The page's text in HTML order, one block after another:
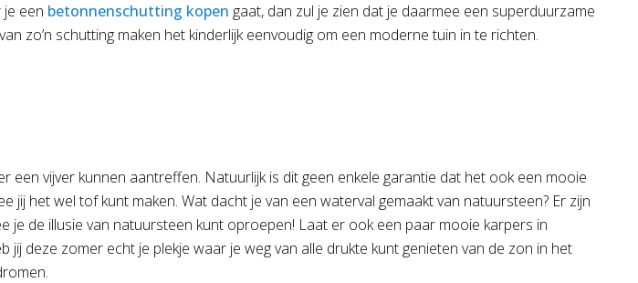
een betonnenschutting kopen gaat, dan zul je zien dat je daarmee een superduurzame
zo’n schutting maken het kinderlijk eenvoudig om een moderne tuin in te richten.
een vijver kunnen aantreffen. Natuurlijk is dit geen enkele garantie dat het ook een mooie
jij het wel tof kunt maken. Wat dacht je van een waterval gemaakt van natuursteen? Er zijn
je de illusie van natuursteen kunt oproepen! Laat er ook een paar mooie karpers in
jij deze zomer echt je plekje waar je weg van alle drukte kunt genieten van de zon in het